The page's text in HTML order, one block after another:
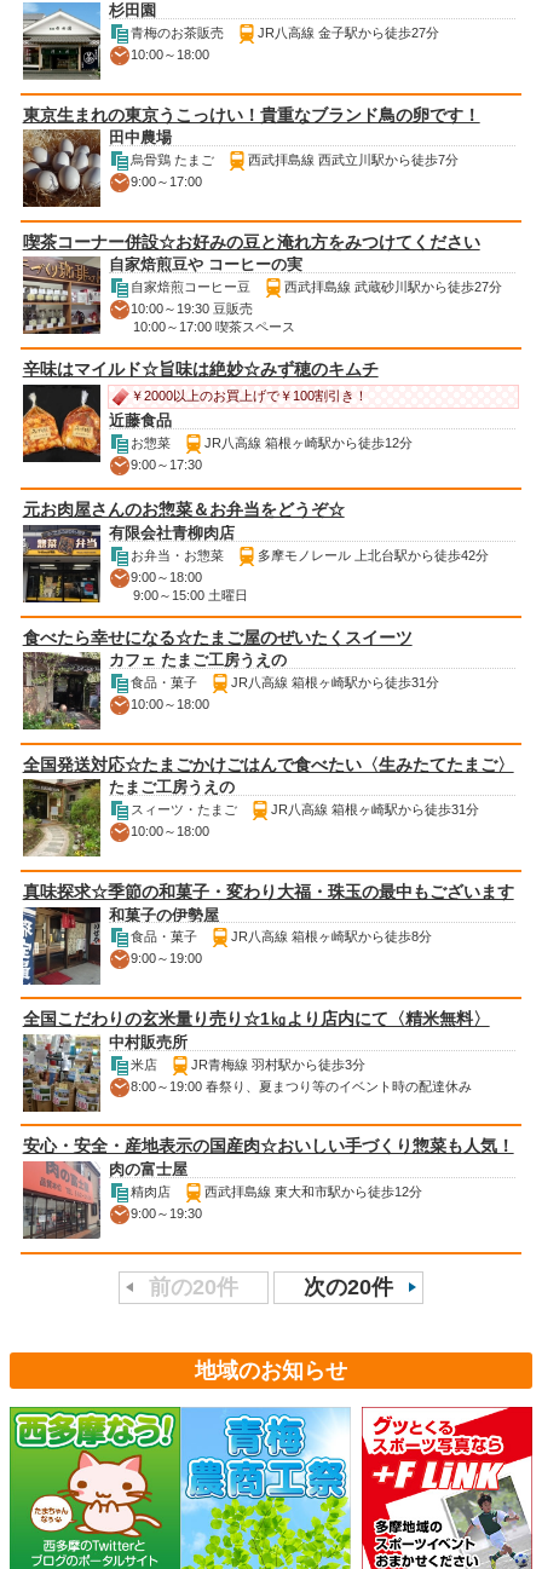
杉田園
青梅のお茶販売
JR八高線 金子駅から徒歩27分
10:00～18:00
東京生まれの東京うこっけい！貴重なブランド鳥の卵です！
田中農場
烏骨鶏 たまご
西武拝島線 西武立川駅から徒歩7分
9:00～17:00
喫茶コーナー併設☆お好みの豆と淹れ方をみつけてください
自家焙煎豆や コーヒーの実
自家焙煎コーヒー豆
西武拝島線 武蔵砂川駅から徒歩27分
10:00～19:30 豆販売
10:00～17:00 喫茶スペース
辛味はマイルド☆旨味は絶妙☆みず穂のキムチ
￥2000以上のお買上げで￥100割引き！
近藤食品
お惣菜
JR八高線 箱根ヶ崎駅から徒歩12分
9:00～17:30
元お肉屋さんのお惣菜＆お弁当をどうぞ☆
有限会社青柳肉店
お弁当・お惣菜
多摩モノレール 上北台駅から徒歩42分
9:00～18:00
9:00～15:00 土曜日
食べたら幸せになる☆たまご屋のぜいたくスイーツ
カフェ たまご工房うえの
食品・菓子
JR八高線 箱根ヶ崎駅から徒歩31分
10:00～18:00
全国発送対応☆たまごかけごはんで食べたい〈生みたてたまご〉
たまご工房うえの
スィーツ・たまご
JR八高線 箱根ヶ崎駅から徒歩31分
10:00～18:00
真味探求☆季節の和菓子・変わり大福・珠玉の最中もございます
和菓子の伊勢屋
食品・菓子
JR八高線 箱根ヶ崎駅から徒歩8分
9:00～19:00
全国こだわりの玄米量り売り☆1㎏より店内にて〈精米無料〉
中村販売所
米店
JR青梅線 羽村駅から徒歩3分
8:00～19:00 春祭り、夏まつり等のイベント時の配達休み
安心・安全・産地表示の国産肉☆おいしい手づくり惣菜も人気！
肉の富士屋
精肉店
西武拝島線 東大和市駅から徒歩12分
9:00～19:30
前の20件 次の20件
地域のお知らせ